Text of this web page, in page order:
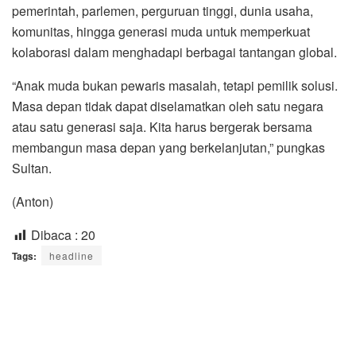
pemerintah, parlemen, perguruan tinggi, dunia usaha,
komunitas, hingga generasi muda untuk memperkuat
kolaborasi dalam menghadapi berbagai tantangan global.
“Anak muda bukan pewaris masalah, tetapi pemilik solusi.
Masa depan tidak dapat diselamatkan oleh satu negara
atau satu generasi saja. Kita harus bergerak bersama
membangun masa depan yang berkelanjutan,” pungkas
Sultan.
(Anton)
Dibaca : 20
Tags: headline